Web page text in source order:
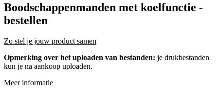
Boodschappenmanden met koelfunctie -
bestellen
Zo stel je jouw product samen
Opmerking over het uploaden van bestanden: je drukbestanden
kun je na aankoop uploaden.
Meer informatie